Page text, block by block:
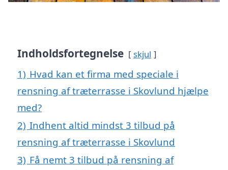
Indholdsfortegnelse skjul
1) Hvad kan et firma med speciale i
rensning af træterrasse i Skovlund hjælpe
med?
2) Indhent altid mindst 3 tilbud på
rensning af træterrasse i Skovlund
3) Få nemt 3 tilbud på rensning af